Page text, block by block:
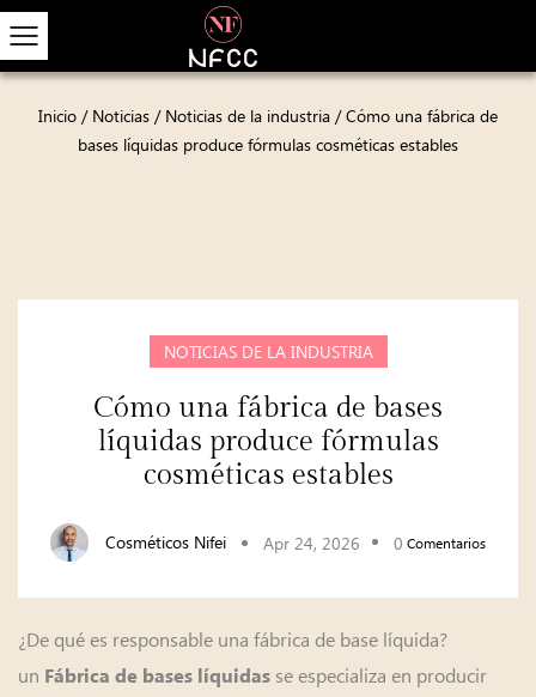
Inicio / Noticias / Noticias de la industria /Cómo una fábrica de
bases líquidas produce fórmulas cosméticas estables
NOTICIAS DE LA INDUSTRIA
Cómo una fábrica de bases
líquidas produce fórmulas
cosméticas estables
Cosméticos Nifei Apr 24, 2026 0 Comentarios
¿De qué es responsable una fábrica de base líquida?
un Fábrica de bases líquidas se especializa en producir